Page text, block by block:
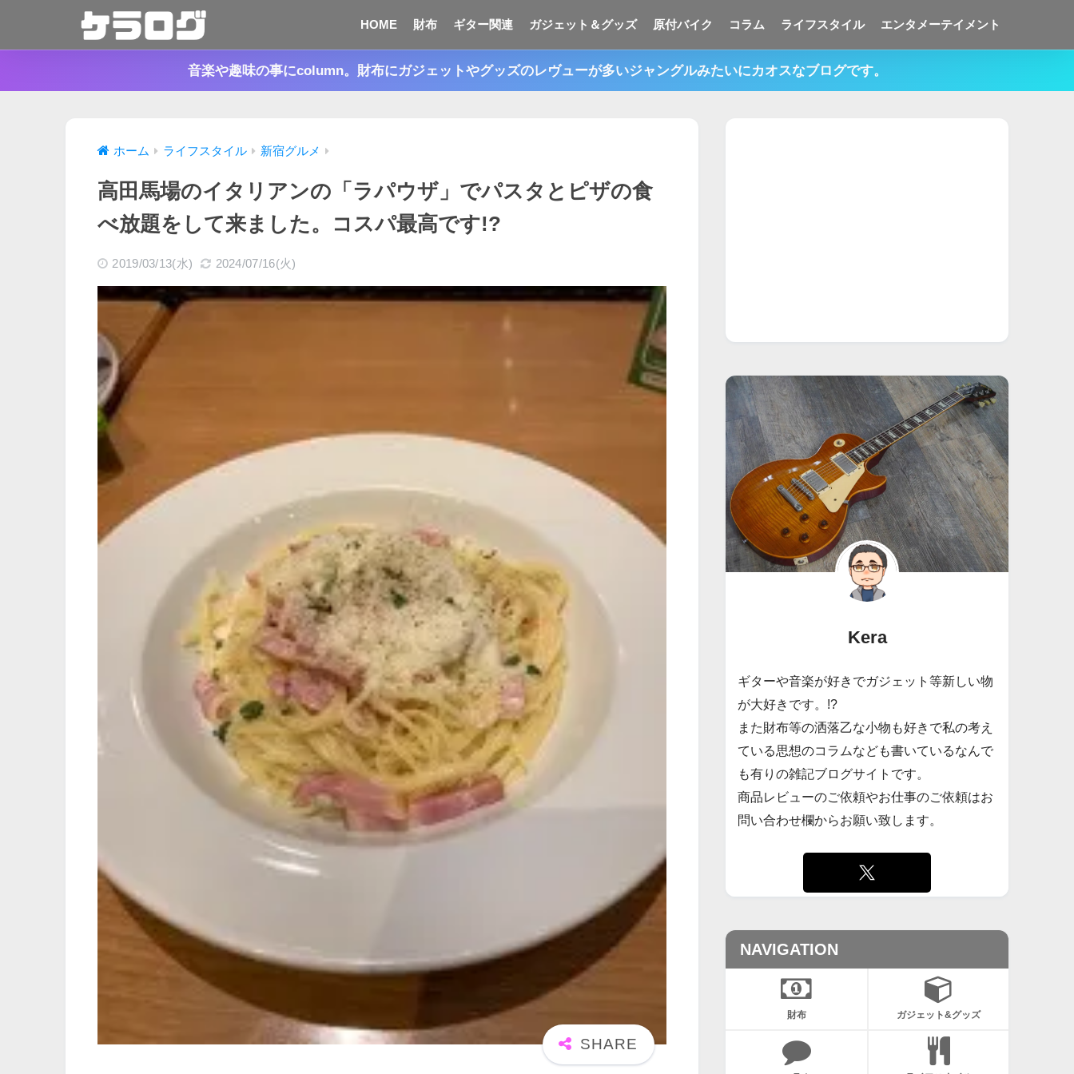
HOME 財布 ギター関連 ガジェット＆グッズ 原付バイク コラム ライフスタイル エンタメーテイメント
音楽や趣味の事にcolumn。財布にガジェットやグッズのレヴューが多いジャングルみたいにカオスなブログです。
ホーム ライフスタイル 新宿グルメ
高田馬場のイタリアンの「ラパウザ」でパスタとピザの食
べ放題をして来ました。コスパ最高です!?
2019/03/13(水) 2024/07/16(火)
Kera
ギターや音楽が好きでガジェット等新しい物
が大好きです。!?
また財布等の洒落乙な小物も好きで私の考え
ている思想のコラムなども書いているなんで
も有りの雑記ブログサイトです。
商品レビューのご依頼やお仕事のご依頼はお
問い合わせ欄からお願い致します。
NAVIGATION
財布 ガジェット&グッズ